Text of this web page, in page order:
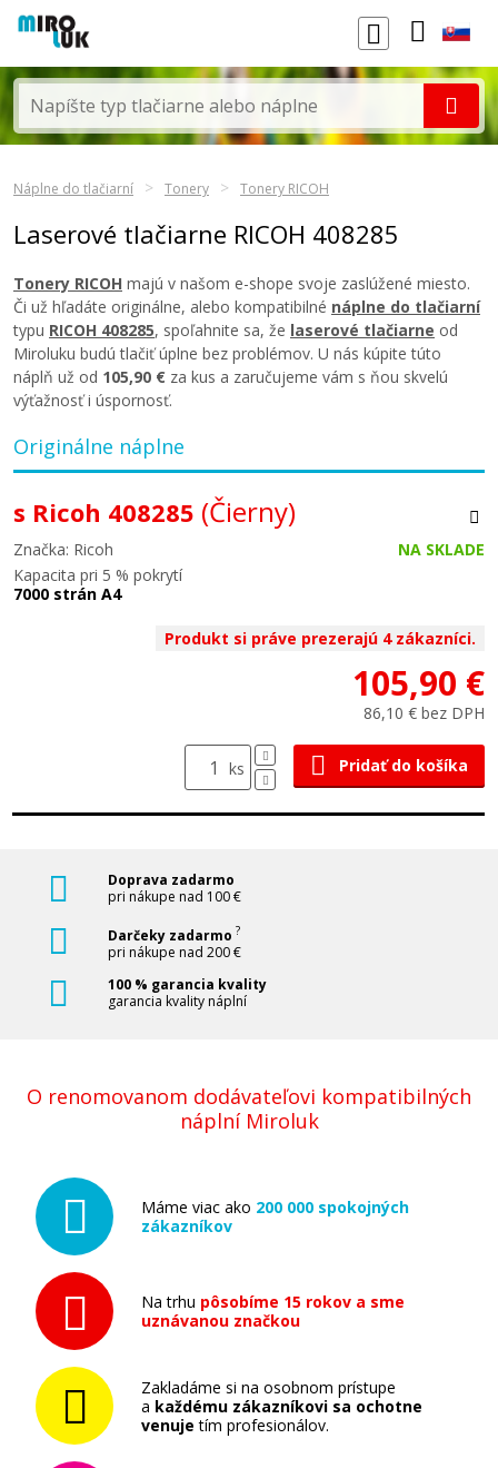
Náplne do tlačiarní Tonery Tonery RICOH
Laserové tlačiarne RICOH 408285
Tonery RICOH majú v našom e-shope svoje zaslúžené miesto.
Či už hľadáte originálne, alebo kompatibilné náplne do tlačiarní
typu RICOH 408285, spoľahnite sa, že laserové tlačiarne od
Miroluku budú tlačiť úplne bez problémov. U nás kúpite túto
náplň už od 105,90 € za kus a zaručujeme vám s ňou skvelú
výťažnosť i úspornosť.
Originálne náplne
s Ricoh 408285 (Čierny)
Značka: Ricoh
NA SKLADE
Kapacita pri 5 % pokrytí
7000 strán A4
Produkt si práve prezerajú 4 zákazníci.
105,90 €
86,10 € bez DPH
ks Pridať do košíka
Doprava zadarmo
pri nákupe nad 100 €
Darčeky zadarmo ?
pri nákupe nad 200 €
100 % garancia kvality
garancia kvality náplní
O renomovanom dodávateľovi kompatibilných
náplní Miroluk
Máme viac ako 200 000 spokojných
zákazníkov
Na trhu pôsobíme 15 rokov a sme
uznávanou značkou
Zakladáme si na osobnom prístupe
a každému zákazníkovi sa ochotne
venuje tím profesionálov.